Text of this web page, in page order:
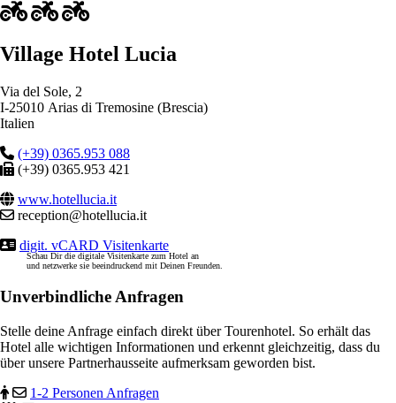
Village Hotel Lucia
Via del Sole, 2
I-25010 Arias di Tremosine (Brescia)
Italien
(+39) 0365.953 088
(+39) 0365.953 421
www.hotellucia.it
reception@hotellucia.it
digit. vCARD Visitenkarte
Schau Dir die digitale Visitenkarte zum Hotel an
und netzwerke sie beeindruckend mit Deinen Freunden.
Unverbindliche Anfragen
Stelle deine Anfrage einfach direkt über Tourenhotel. So erhält das
Hotel alle wichtigen Informationen und erkennt gleichzeitig, dass du
über unsere Partnerhausseite aufmerksam geworden bist.
1-2 Personen Anfragen